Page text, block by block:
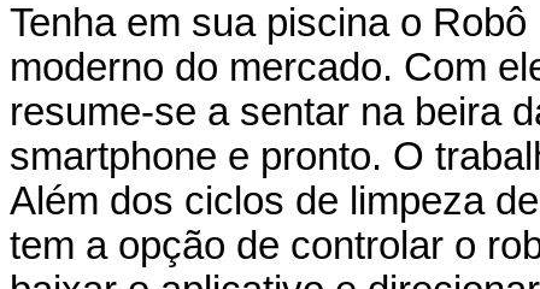
Tenha em sua piscina o
moderno do mercado. Com
resume-se a sentar na beira
smartphone e pronto. O
Além dos ciclos de limpeza
tem a opção de controlar o